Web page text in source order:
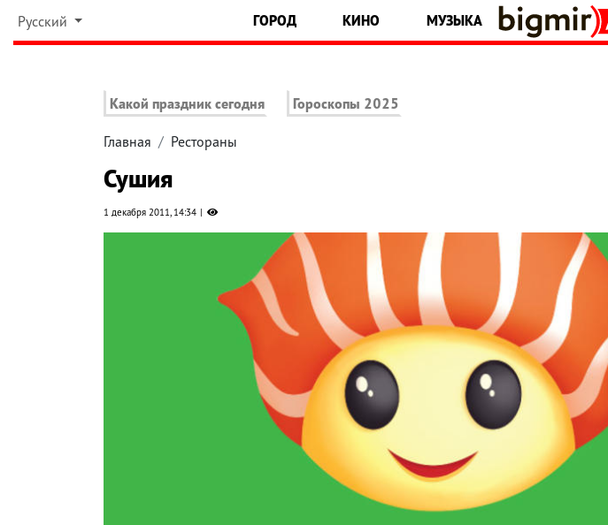
Русский ГОРОД КИНО МУЗЫКА
Какой праздник сегодня Гороскопы 2025
Главная Рестораны
Сушия
1 декабря 2011, 14:34